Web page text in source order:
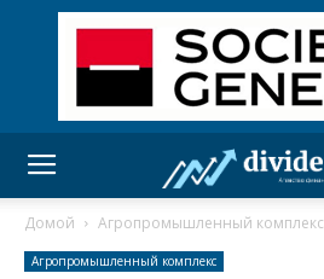
Домой Агропромышленный комплекс
Агропромышленный комплекс